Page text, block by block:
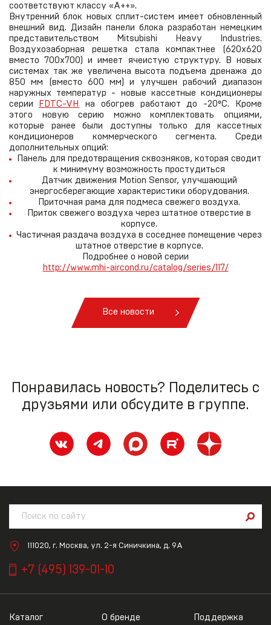
соответствуют классу «А++».
Внутренний блок новых сплит-систем имеет обновленный
внешний вид. Дизайн панели блока разработан немецким
представительством Mitsubishi Heavy Industries.
Воздухозаборная решетка стала компактнее (620х620
вместо 700х700) и имеет ячеистую структуру. В новых
системах так же увеличена высота подъема дренажа до
850 мм (вместо 600 мм) и улучшен рабочий диапазон
наружных температур - новые кассетные кондиционеры
серии
FDTC-VH
на обогрев работают до -20°С. Кроме
этого новую серию можно комплектовать опциями,
которые ранее были доступны только для кассетных
кондиционеров коммерческого сегмента. Среди
дополнительных опций:
Панель для предотвращения сквозняков, которая сводит
к минимуму возможность простудиться
Датчик движения Motion Sensor, улучшающий
энергосберегающие характеристики оборудования.
Приточная рама для подмеса свежего воздуха.
Приток свежего воздуха через штатное отверстие в
корпусе.
Частичная раздача воздуха в соседнее помещение через
штатное отверстие в корпусе.
http://www.mhi-aircond.ru/catalog/series/117/
Все новости
Понравилась новость? Поделитесь с
друзьями или обсудите в группе.
111020, г. Москва, ул. 2-я Синичкина, д. 9А
+7 (495) 139-01-10
Каталог О бренде Поддержка